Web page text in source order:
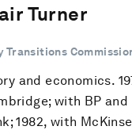
Turner
Transitions
and economics.
with BP and
1982, with